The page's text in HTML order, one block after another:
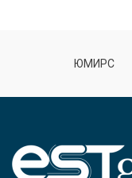
ЮМИРС